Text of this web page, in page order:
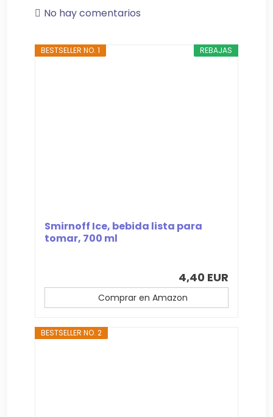
No hay comentarios
REBAJAS
BESTSELLER NO. 1
Smirnoff Ice, bebida lista para
tomar, 700 ml
4,40 EUR
Comprar en Amazon
BESTSELLER NO. 2